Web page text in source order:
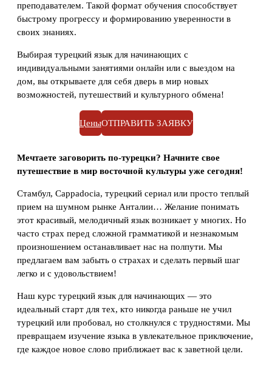
преподавателем. Такой формат обучения способствует
быстрому прогрессу и формированию уверенности в
своих знаниях.
Выбирая турецкий язык для начинающих с
индивидуальными занятиями онлайн или с выездом на
дом, вы открываете для себя дверь в мир новых
возможностей, путешествий и культурного обмена!
ЦеныОТПРАВИТЬ ЗАЯВКУ
Мечтаете заговорить по-турецки? Начните свое
путешествие в мир восточной культуры уже сегодня!
Стамбул, Cappadocia, турецкий сериал или просто теплый
прием на шумном рынке Анталии… Желание понимать
этот красивый, мелодичный язык возникает у многих. Но
часто страх перед сложной грамматикой и незнакомым
произношением останавливает нас на полпути. Мы
предлагаем вам забыть о страхах и сделать первый шаг
легко и с удовольствием!
Наш курс турецкий язык для начинающих — это
идеальный старт для тех, кто никогда раньше не учил
турецкий или пробовал, но столкнулся с трудностями. Мы
превращаем изучение языка в увлекательное приключение,
где каждое новое слово приближает вас к заветной цели.